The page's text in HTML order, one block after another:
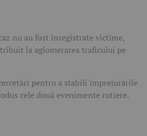
nu au fost înregistrate victime,
la aglomerarea traficului pe
pentru a stabili împrejurările
cele două evenimente rutiere.